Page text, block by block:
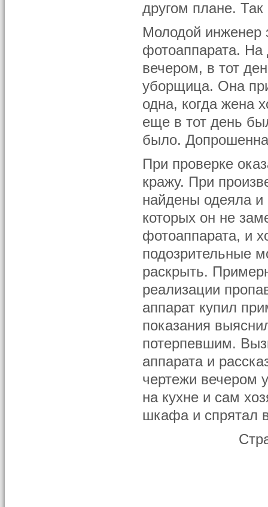
другом плане.
Молодой инженер
фотоаппарата. На
вечером, в тот
уборщица. Она
одна, когда жена
еще в тот день
было.
При проверке
кражу. При
найдены одеяла
которых он не
фотоаппарата, и
подозрительные
раскрыть.
реализации
аппарат купил
показания
потерпевшим.
аппарата и
чертежи вечером
на кухне и сам
шкафа и спрятал